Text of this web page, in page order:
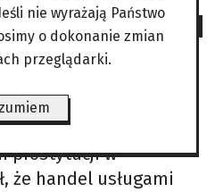
usług seksualnych za
Olaf Scholz,
zamiar
regulacji
prostytucji w
że handel usługami
nie wyrażają Państwo
o dokonanie zmian
przeglądarki.